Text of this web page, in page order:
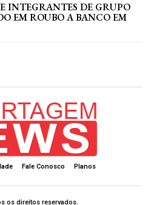
INTEGRANTES DE GRUPO
EM ROUBO A BANCO EM
Fale Conosco Planos
os direitos reservados.